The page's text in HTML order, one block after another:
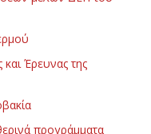
Έρευνας της
προγράμματα